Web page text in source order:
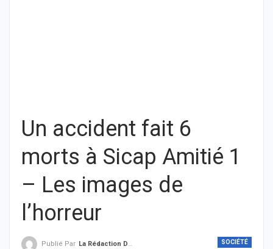
Un accident fait 6
morts à Sicap Amitié 1
– Les images de
l’horreur
SOCIÉTÉ
Publié Par La Rédaction De THIEYSENEGAL.com